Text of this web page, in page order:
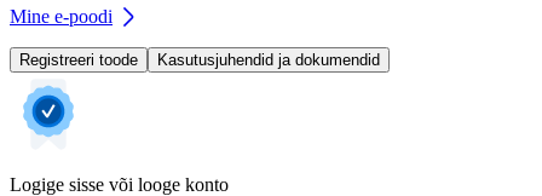
Mine e-poodi
Registreeri toode Kasutusjuhendid ja dokumendid
Logige sisse või looge konto